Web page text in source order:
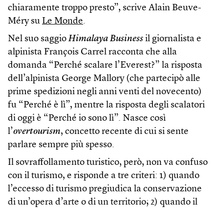
chiaramente troppo presto”, scrive Alain Beuve-
Méry su Le Monde.
Nel suo saggio Himalaya Business il giornalista e
alpinista François Carrel racconta che alla
domanda “Perché scalare l’Everest?” la risposta
dell’alpinista George Mallory (che partecipò alle
prime spedizioni negli anni venti del novecento)
fu “Perché è lì”, mentre la risposta degli scalatori
di oggi è “Perché io sono lì”. Nasce così
l’overtourism, concetto recente di cui si sente
parlare sempre più spesso.
Il sovraffollamento turistico, però, non va confuso
con il turismo, e risponde a tre criteri: 1) quando
l’eccesso di turismo pregiudica la conservazione
di un’opera d’arte o di un territorio; 2) quando il